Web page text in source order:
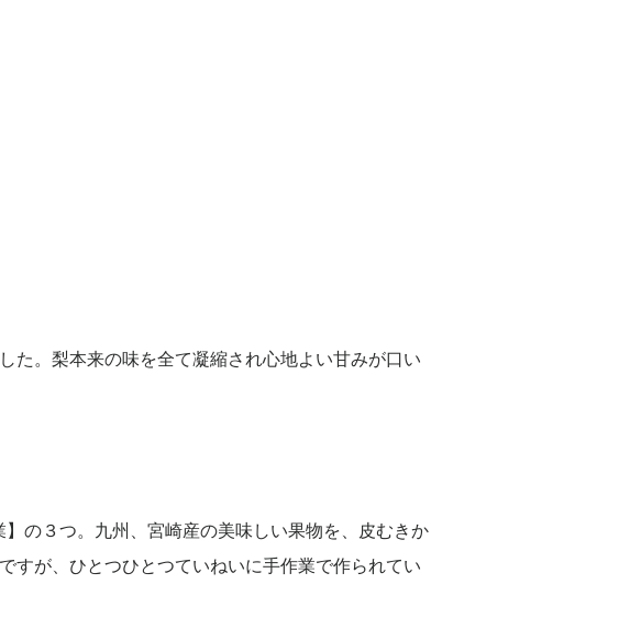
た。梨本来の味を全て凝縮され心地よい甘みが口い
の３つ。九州、宮崎産の美味しい果物を、皮むきか
すが、ひとつひとつていねいに手作業で作られてい